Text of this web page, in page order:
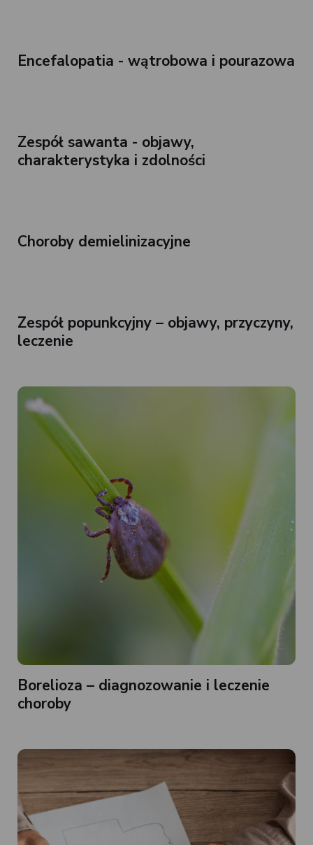
Encefalopatia - wątrobowa i pourazowa
Zespół sawanta - objawy,
charakterystyka i zdolności
Choroby demielinizacyjne
Zespół popunkcyjny – objawy, przyczyny,
leczenie
Borelioza – diagnozowanie i leczenie
choroby